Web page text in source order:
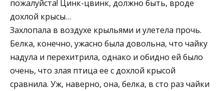
пожалуйста! Цинк-цвинк, должно быть, вроде
дохлой крысы…
Захлопала в воздухе крыльями и улетела прочь.
Белка, конечно, ужасно была довольна, что чайку
надула и перехитрила, однако и обидно ей было
очень, что злая птица ее с дохлой крысой
сравнила. Уж, наверно, она, белка, в сто раз чайки